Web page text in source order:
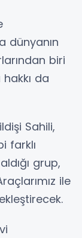
dünyanın
biri
da
Sahili,
farklı
grup,
ile